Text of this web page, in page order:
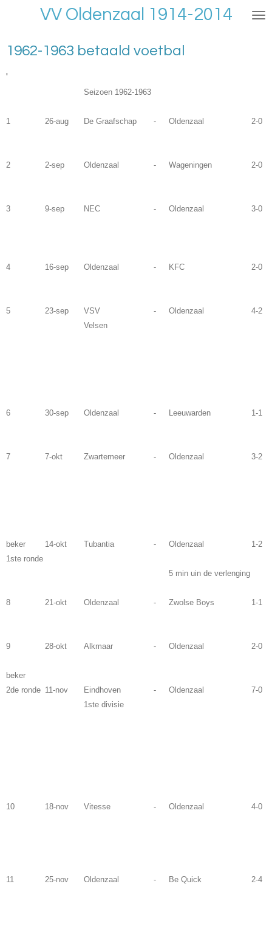
de
hoofdinhoud
VV Oldenzaal 1914-2014
1962-1963 betaald voetbal
'
Seizoen 1962-1963
1 26-aug De Graafschap - Oldenzaal 2-0
2 2-sep Oldenzaal - Wageningen 2-0
3 9-sep NEC - Oldenzaal 3-0
4 16-sep Oldenzaal - KFC 2-0
5 23-sep VSV - Oldenzaal
4-2
Velsen
6 30-sep Oldenzaal - Leeuwarden 1-1
7 7-okt Zwartemeer - Oldenzaal 3-2
beker 14-okt Tubantia - Oldenzaal
1-2
1ste ronde
5 min uin de verlenging
8 21-okt Oldenzaal - Zwolse Boys 1-1
9 28-okt Alkmaar - Oldenzaal 2-0
beker
2de ronde 11-nov Eindhoven - Oldenzaal
7-0
1ste divisie
10 18-nov Vitesse - Oldenzaal 4-0
11 25-nov Oldenzaal - Be Quick 2-4